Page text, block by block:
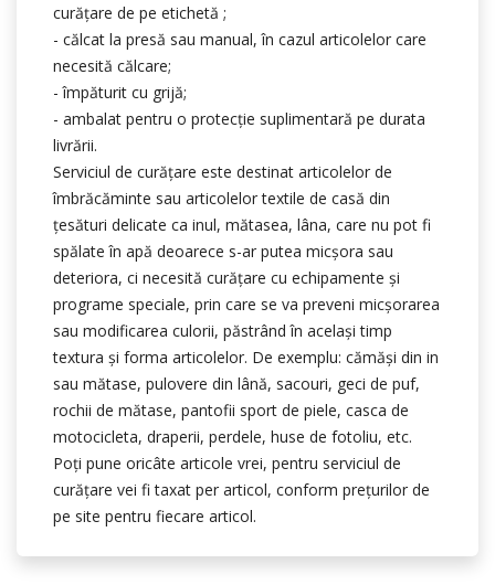
curățare de pe etichetă ;
- călcat la presă sau manual, în cazul articolelor care
necesită călcare;
- împăturit cu grijă;
- ambalat pentru o protecție suplimentară pe durata
livrării.
Serviciul de curățare este destinat articolelor de
îmbrăcăminte sau articolelor textile de casă din
țesături delicate ca inul, mătasea, lâna, care nu pot fi
spălate în apă deoarece s-ar putea micşora sau
deteriora, ci necesită curăţare cu echipamente și
programe speciale, prin care se va preveni micşorarea
sau modificarea culorii, păstrând în acelaşi timp
textura și forma articolelor. De exemplu: cămăşi din in
sau mătase, pulovere din lână, sacouri, geci de puf,
rochii de mătase, pantofii sport de piele, casca de
motocicleta, draperii, perdele, huse de fotoliu, etc.
Poţi pune oricâte articole vrei, pentru serviciul de
curăţare vei fi taxat per articol, conform preţurilor de
pe site pentru fiecare articol.